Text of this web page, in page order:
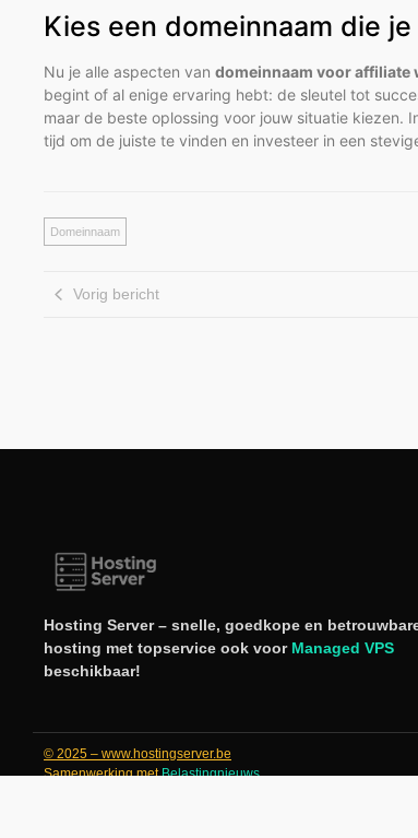
Kies een domeinnaam die
Nu je alle aspecten van domeinnaam voor affiliate
begint of al enige ervaring hebt: de sleutel tot
maar de beste oplossing voor jouw situatie
tijd om de juiste te vinden en investeer in een
Domeinnaam
Vorig bericht
Hosting Server – snelle, goedkope en
hosting met topservice ook voor Managed VPS
beschikbaar!
© 2025 – www.hostingserver.be
Samenwerking metBelastingnieuws